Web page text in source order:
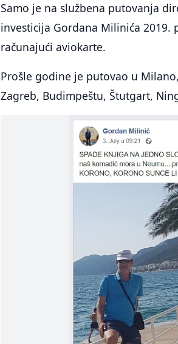
Samo je na službena putovanja
investicija Gordana Milinića 2019.
računajući aviokarte.
Prošle godine je putovao u
Zagreb, Budimpeštu, Štutgart,